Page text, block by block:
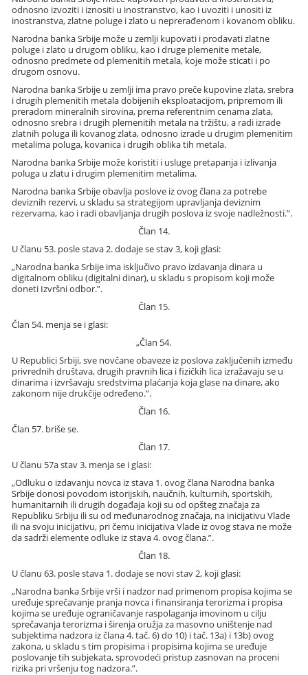
odnosno izvoziti i iznositi u inostranstvo, kao i uvoziti i unositi iz
inostranstva, zlatne poluge i zlato u neprerađenom i kovanom obliku.
Narodna banka Srbije može u zemlji kupovati i prodavati zlatne
poluge i zlato u drugom obliku, kao i druge plemenite metale,
odnosno predmete od plemenitih metala, koje može sticati i po
drugom osnovu.
Narodna banka Srbije u zemlji ima pravo preče kupovine zlata, srebra
i drugih plemenitih metala dobijenih eksploatacijom, pripremom ili
preradom mineralnih sirovina, prema referentnim cenama zlata,
odnosno srebra i drugih plemenitih metala na tržištu, a radi izrade
zlatnih poluga ili kovanog zlata, odnosno izrade u drugim plemenitim
metalima poluga, kovanica i drugih oblika tih metala.
Narodna banka Srbije može koristiti i usluge pretapanja i izlivanja
poluga u zlatu i drugim plemenitim metalima.
Narodna banka Srbije obavlja poslove iz ovog člana za potrebe
deviznih rezervi, u skladu sa strategijom upravljanja deviznim
rezervama, kao i radi obavljanja drugih poslova iz svoje nadležnosti.”.
Član 14.
U članu 53. posle stava 2. dodaje se stav 3, koji glasi:
„Narodna banka Srbije ima isključivo pravo izdavanja dinara u
digitalnom obliku (digitalni dinar), u skladu s propisom koji može
doneti Izvršni odbor.”.
Član 15.
Član 54. menja se i glasi:
„Član 54.
U Republici Srbiji, sve novčane obaveze iz poslova zaključenih između
privrednih društava, drugih pravnih lica i fizičkih lica izražavaju se u
dinarima i izvršavaju sredstvima plaćanja koja glase na dinare, ako
zakonom nije drukčije određeno.”.
Član 16.
Član 57. briše se.
Član 17.
U članu 57a stav 3. menja se i glasi:
„Odluku o izdavanju novca iz stava 1. ovog člana Narodna banka
Srbije donosi povodom istorijskih, naučnih, kulturnih, sportskih,
humanitarnih ili drugih događaja koji su od opšteg značaja za
Republiku Srbiju ili su od međunarodnog značaja, na inicijativu Vlade
ili na svoju inicijativu, pri čemu inicijativa Vlade iz ovog stava ne može
da sadrži elemente odluke iz stava 4. ovog člana.”.
Član 18.
U članu 63. posle stava 1. dodaje se novi stav 2, koji glasi:
„Narodna banka Srbije vrši i nadzor nad primenom propisa kojima se
uređuje sprečavanje pranja novca i finansiranja terorizma i propisa
kojima se uređuje ograničavanje raspolaganja imovinom u cilju
sprečavanja terorizma i širenja oružja za masovno uništenje nad
subjektima nadzora iz člana 4. tač. 6) do 10) i tač. 13a) i 13b) ovog
zakona, u skladu s tim propisima i propisima kojima se uređuje
poslovanje tih subjekata, sprovodeći pristup zasnovan na proceni
rizika pri vršenju tog nadzora.”.